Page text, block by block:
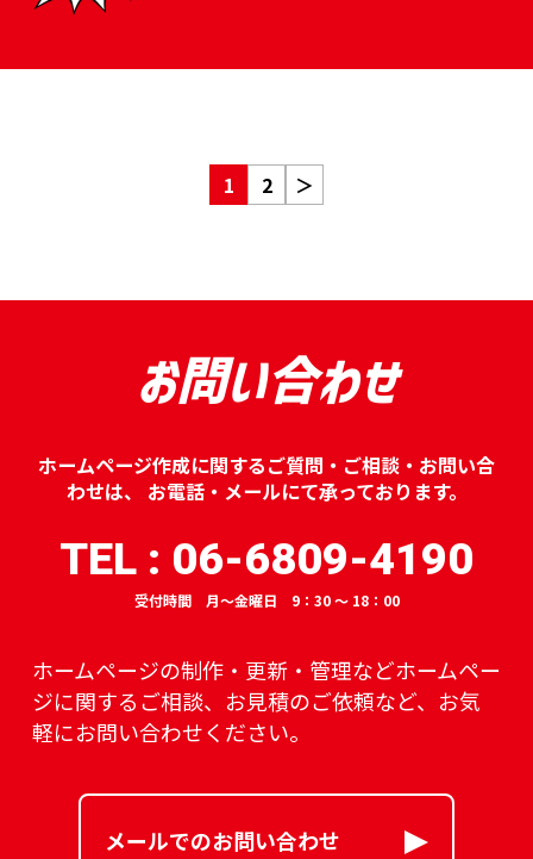
1 2 ＞
お問い合わせ
ホームページ作成に関するご質問・ご相談・お問い合
わせは、
お電話・メールにて承っております。
TEL : 06-6809-4190
受付時間 月～金曜日 9：30 ～ 18：00
ホームページの制作・更新・管理などホームペー
ジに関するご相談、 お見積のご依頼など、お気
軽にお問い合わせください。
メールでのお問い合わせ